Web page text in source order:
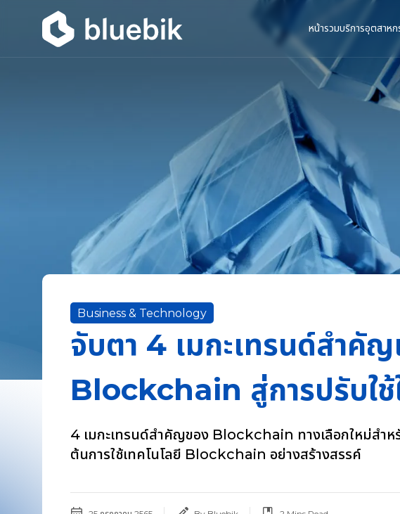
หน้ารวมบริการอุตสาหก
Business & Technology
จับตา 4 เมกะเทรนด์สำคั
Blockchain สู่การปรับใช้
4 เมกะเทรนด์สำคัญของ Blockchain ทางเลือกใหม่สำห
ต้นการใช้เทคโนโลยี Blockchain อย่างสร้างสรรค์